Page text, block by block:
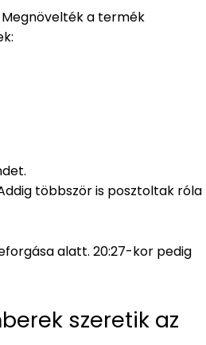
a termék
többször is posztoltak róla
alatt. 20:27-kor pedig
szeretik az